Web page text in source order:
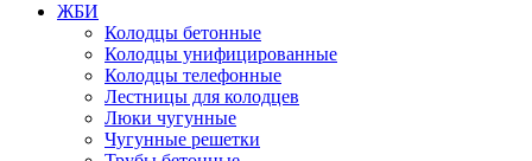
ЖБИ
Колодцы бетонные
Колодцы унифицированные
Колодцы телефонные
Лестницы для колодцев
Люки чугунные
Чугунные решетки